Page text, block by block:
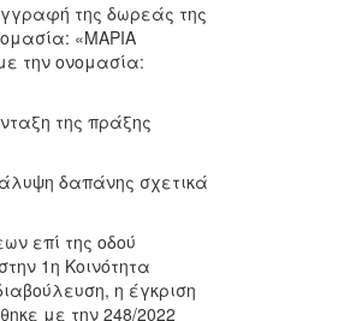
της δωρεάς της
«ΜΑΡΙΑ
την ονομασία:
της πράξης
δαπάνης σχετικά
επί της οδού
1η Κοινότητα
η έγκριση
με την 248/2022